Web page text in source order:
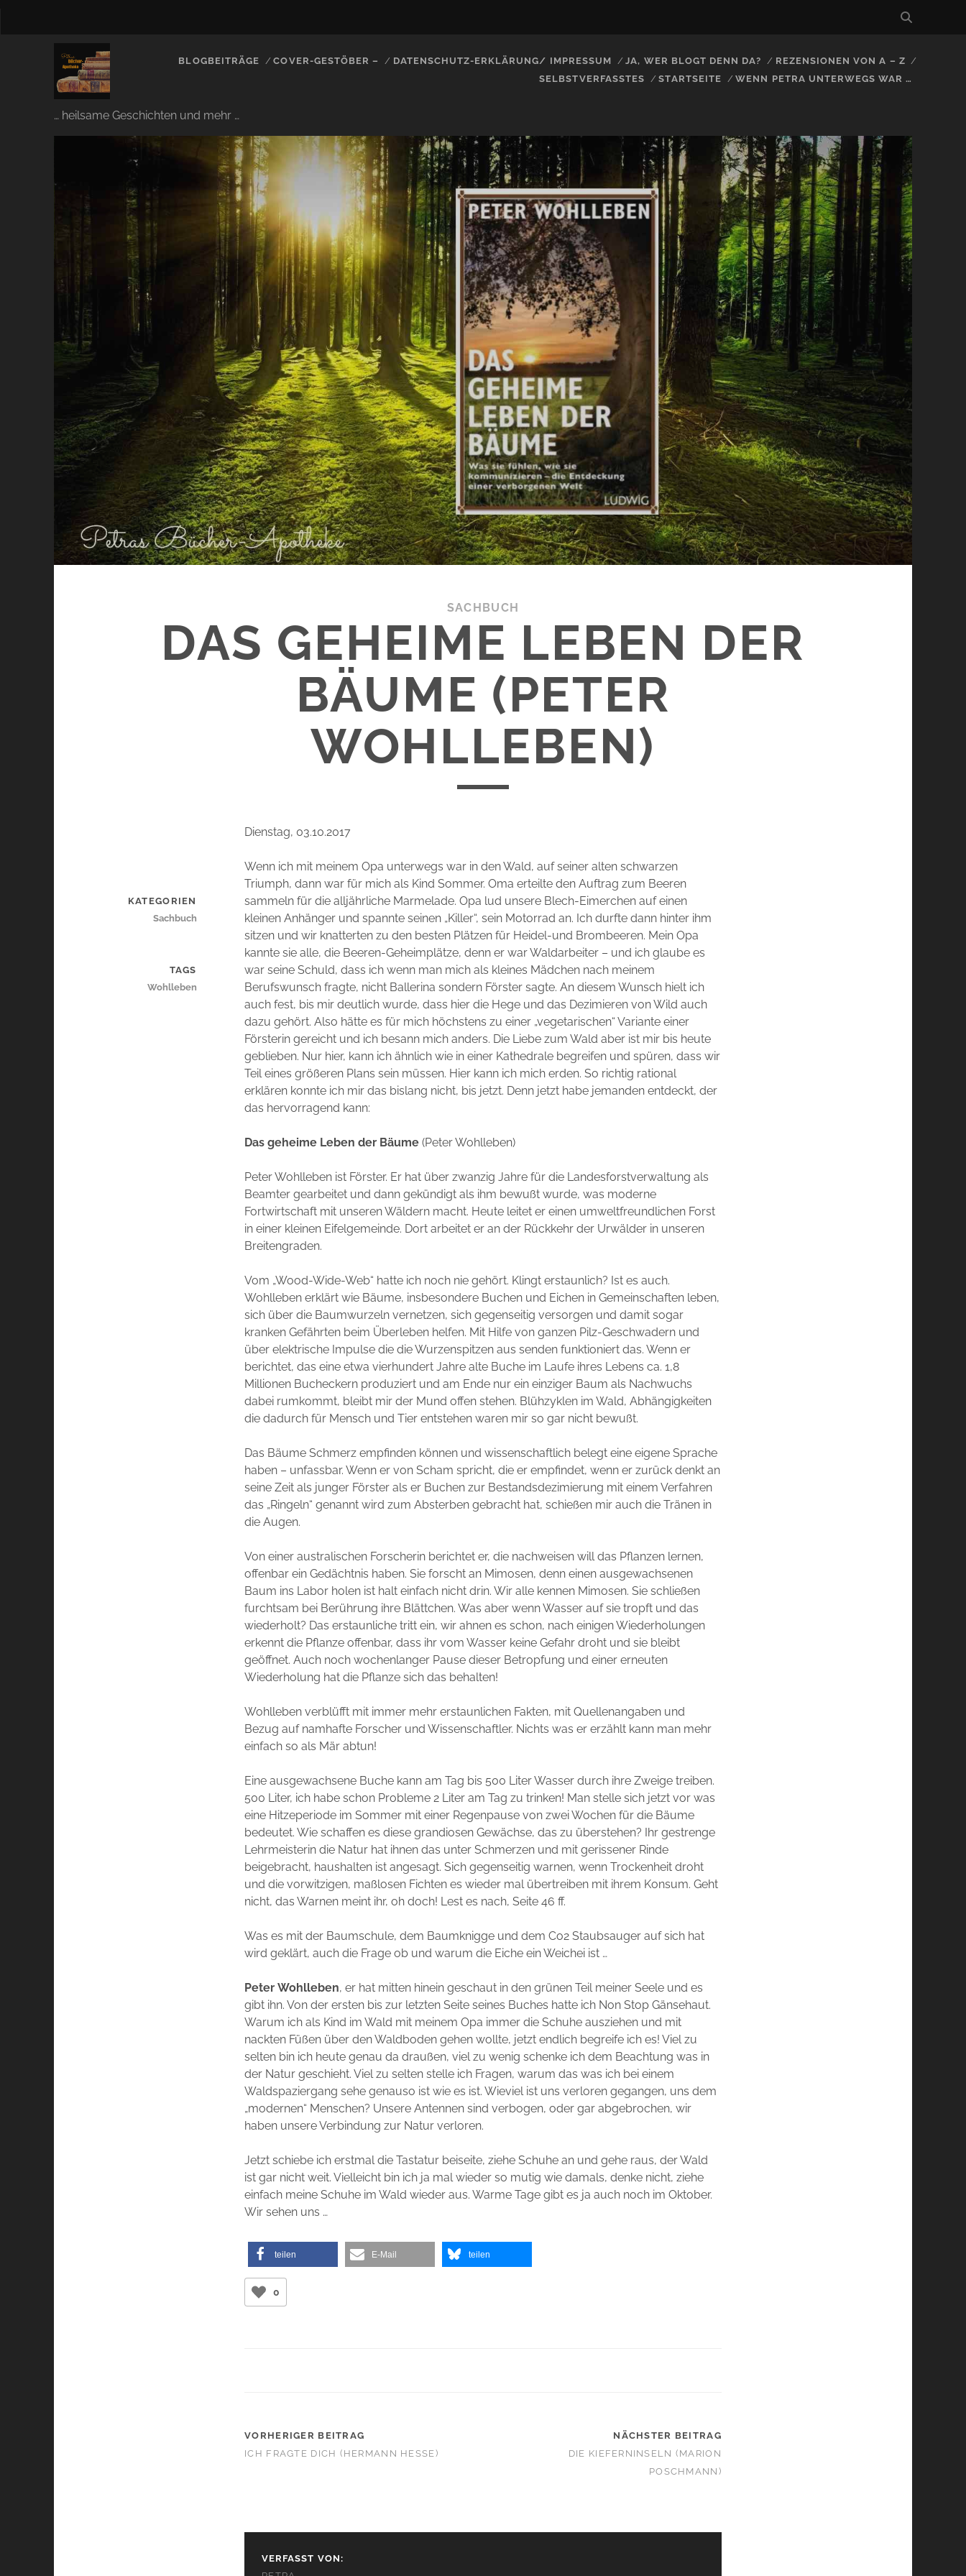
… heilsame Geschichten und mehr …
BLOGBEITRÄGE COVER-GESTÖBER – DATENSCHUTZ-ERKLÄRUNG/ IMPRESSUM JA, WER BLOGT DENN DA?
REZENSIONEN VON A – Z
SELBSTVERFASSTES
STARTSEITE WENN PETRA UNTERWEGS WAR …
SACHBUCH
DAS GEHEIME LEBEN DER
BÄUME (PETER
WOHLLEBEN)
Dienstag, 03.10.2017
Wenn ich mit meinem Opa unterwegs war in den Wald, auf seiner alten schwarzen
Triumph, dann war für mich als Kind Sommer. Oma erteilte den Auftrag zum Beeren
sammeln für die alljährliche Marmelade. Opa lud unsere Blech-Eimerchen auf einen
kleinen Anhänger und spannte seinen „Killer“, sein Motorrad an. Ich durfte dann hinter ihm
sitzen und wir knatterten zu den besten Plätzen für Heidel-und Brombeeren. Mein Opa
kannte sie alle, die Beeren-Geheimplätze, denn er war Waldarbeiter – und ich glaube es
war seine Schuld, dass ich wenn man mich als kleines Mädchen nach meinem
Berufswunsch fragte, nicht Ballerina sondern Förster sagte. An diesem Wunsch hielt ich
auch fest, bis mir deutlich wurde, dass hier die Hege und das Dezimieren von Wild auch
dazu gehört. Also hätte es für mich höchstens zu einer „vegetarischen“ Variante einer
Försterin gereicht und ich besann mich anders. Die Liebe zum Wald aber ist mir bis heute
geblieben. Nur hier, kann ich ähnlich wie in einer Kathedrale begreifen und spüren, dass wir
Teil eines größeren Plans sein müssen. Hier kann ich mich erden. So richtig rational
erklären konnte ich mir das bislang nicht, bis jetzt. Denn jetzt habe jemanden entdeckt, der
das hervorragend kann:
Das geheime Leben der Bäume (Peter Wohlleben)
Peter Wohlleben ist Förster. Er hat über zwanzig Jahre für die Landesforstverwaltung als
Beamter gearbeitet und dann gekündigt als ihm bewußt wurde, was moderne
Fortwirtschaft mit unseren Wäldern macht. Heute leitet er einen umweltfreundlichen Forst
in einer kleinen Eifelgemeinde. Dort arbeitet er an der Rückkehr der Urwälder in unseren
Breitengraden.
Vom „Wood-Wide-Web“ hatte ich noch nie gehört. Klingt erstaunlich? Ist es auch.
Wohlleben erklärt wie Bäume, insbesondere Buchen und Eichen in Gemeinschaften leben,
sich über die Baumwurzeln vernetzen, sich gegenseitig versorgen und damit sogar
kranken Gefährten beim Überleben helfen. Mit Hilfe von ganzen Pilz-Geschwadern und
über elektrische Impulse die die Wurzenspitzen aus senden funktioniert das. Wenn er
berichtet, das eine etwa vierhundert Jahre alte Buche im Laufe ihres Lebens ca. 1,8
Millionen Bucheckern produziert und am Ende nur ein einziger Baum als Nachwuchs
dabei rumkommt, bleibt mir der Mund offen stehen. Blühzyklen im Wald, Abhängigkeiten
die dadurch für Mensch und Tier entstehen waren mir so gar nicht bewußt.
Das Bäume Schmerz empfinden können und wissenschaftlich belegt eine eigene Sprache
haben – unfassbar. Wenn er von Scham spricht, die er empfindet, wenn er zurück denkt an
seine Zeit als junger Förster als er Buchen zur Bestandsdezimierung mit einem Verfahren
das „Ringeln“ genannt wird zum Absterben gebracht hat, schießen mir auch die Tränen in
die Augen.
Von einer australischen Forscherin berichtet er, die nachweisen will das Pflanzen lernen,
offenbar ein Gedächtnis haben. Sie forscht an Mimosen, denn einen ausgewachsenen
Baum ins Labor holen ist halt einfach nicht drin. Wir alle kennen Mimosen. Sie schließen
furchtsam bei Berührung ihre Blättchen. Was aber wenn Wasser auf sie tropft und das
wiederholt? Das erstaunliche tritt ein, wir ahnen es schon, nach einigen Wiederholungen
erkennt die Pflanze offenbar, dass ihr vom Wasser keine Gefahr droht und sie bleibt
geöffnet. Auch noch wochenlanger Pause dieser Betropfung und einer erneuten
Wiederholung hat die Pflanze sich das behalten!
Wohlleben verblüfft mit immer mehr erstaunlichen Fakten, mit Quellenangaben und
Bezug auf namhafte Forscher und Wissenschaftler. Nichts was er erzählt kann man mehr
einfach so als Mär abtun!
Eine ausgewachsene Buche kann am Tag bis 500 Liter Wasser durch ihre Zweige treiben.
500 Liter, ich habe schon Probleme 2 Liter am Tag zu trinken! Man stelle sich jetzt vor was
eine Hitzeperiode im Sommer mit einer Regenpause von zwei Wochen für die Bäume
bedeutet. Wie schaffen es diese grandiosen Gewächse, das zu überstehen? Ihr gestrenge
Lehrmeisterin die Natur hat ihnen das unter Schmerzen und mit gerissener Rinde
beigebracht, haushalten ist angesagt. Sich gegenseitig warnen, wenn Trockenheit droht
und die vorwitzigen, maßlosen Fichten es wieder mal übertreiben mit ihrem Konsum. Geht
nicht, das Warnen meint ihr, oh doch! Lest es nach, Seite 46 ff.
Was es mit der Baumschule, dem Baumknigge und dem Co2 Staubsauger auf sich hat
wird geklärt, auch die Frage ob und warum die Eiche ein Weichei ist …
Peter Wohlleben, er hat mitten hinein geschaut in den grünen Teil meiner Seele und es
gibt ihn. Von der ersten bis zur letzten Seite seines Buches hatte ich Non Stop Gänsehaut.
Warum ich als Kind im Wald mit meinem Opa immer die Schuhe ausziehen und mit
nackten Füßen über den Waldboden gehen wollte, jetzt endlich begreife ich es! Viel zu
selten bin ich heute genau da draußen, viel zu wenig schenke ich dem Beachtung was in
der Natur geschieht. Viel zu selten stelle ich Fragen, warum das was ich bei einem
Waldspaziergang sehe genauso ist wie es ist. Wieviel ist uns verloren gegangen, uns dem
„modernen“ Menschen? Unsere Antennen sind verbogen, oder gar abgebrochen, wir
haben unsere Verbindung zur Natur verloren.
Jetzt schiebe ich erstmal die Tastatur beiseite, ziehe Schuhe an und gehe raus, der Wald
ist gar nicht weit. Vielleicht bin ich ja mal wieder so mutig wie damals, denke nicht, ziehe
einfach meine Schuhe im Wald wieder aus. Warme Tage gibt es ja auch noch im Oktober.
Wir sehen uns …
teilen E-Mail teilen
0
VORHERIGER BEITRAG
ICH FRAGTE DICH (HERMANN HESSE)
NÄCHSTER BEITRAG
DIE KIEFERNINSELN (MARION
POSCHMANN)
KATEGORIEN
Sachbuch
TAGS
Wohlleben
VERFASST VON: